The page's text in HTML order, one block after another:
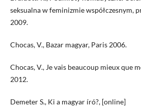
seksualna w feminizmie współczesnym,
2009.
Chocas, V., Bazar magyar, Paris 2006.
Chocas, V., Je vais beaucoup mieux que
2012.
Demeter S., Ki a magyar író?, [online]